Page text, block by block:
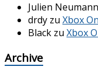
Julien Neumann
drdy zu Xbox
Black zu Xbox
Archive